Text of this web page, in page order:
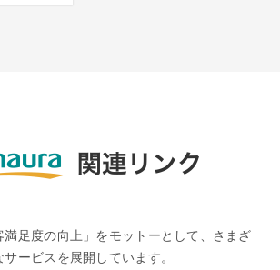
満足度の向上」をモットーとして、さまざ
サービスを展開しています。